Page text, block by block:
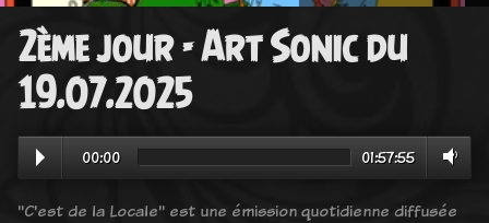
2ème jour - Art Sonic du
19.07.2025
00:00 01:57:55
"C'est de la Locale" est une émission quotidienne diffusée